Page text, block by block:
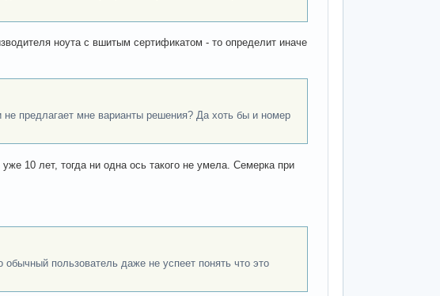
ноута с вшитым сертификатом - то определит иначе
не предлагает мне варианты решения? Да хоть бы и номер
10 лет, тогда ни одна ось такого не умела. Семерка при
пользователь даже не успеет понять что это